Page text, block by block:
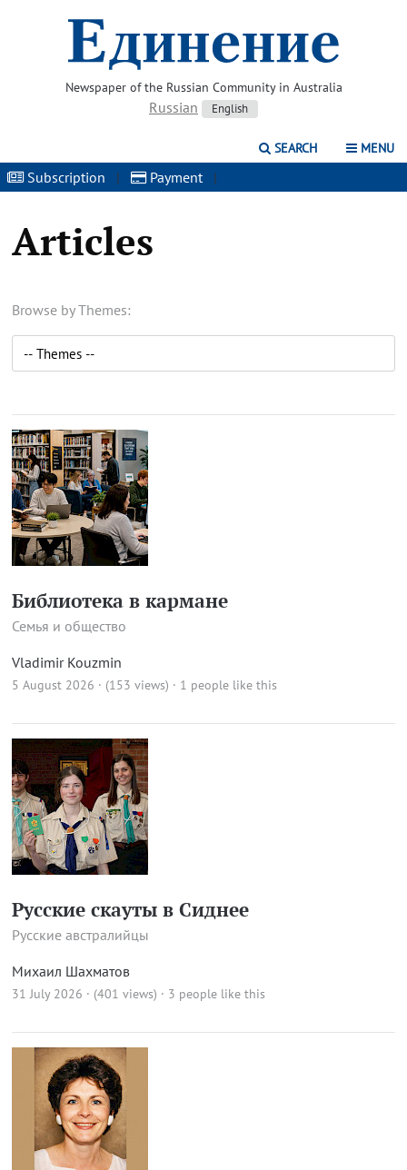
Newspaper of the Russian Community in Australia
Russian English
SEARCH MENU
Subscription | Payment |
Articles
Browse by Themes:
Библиотека в кармане
Семья и общество
Vladimir Kouzmin
5 August 2026 · (153 views) · 1 people like this
Русские скауты в Сиднее
Русские австралийцы
Михаил Шахматов
31 July 2026 · (401 views) · 3 people like this